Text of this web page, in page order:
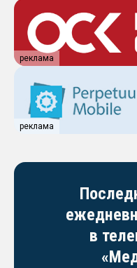
реклама
реклама
в